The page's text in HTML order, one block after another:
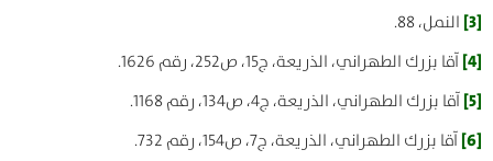
[3] النمل، 88.
[4] آقا بزرك الطهراني، الذريعة، ج15، ص252، رقم 1626.
[5] آقا بزرك الطهراني، الذريعة، ج4، ص134، رقم 1168.
[6] آقا بزرك الطهراني، الذريعة، ج7، ص154، رقم 732.